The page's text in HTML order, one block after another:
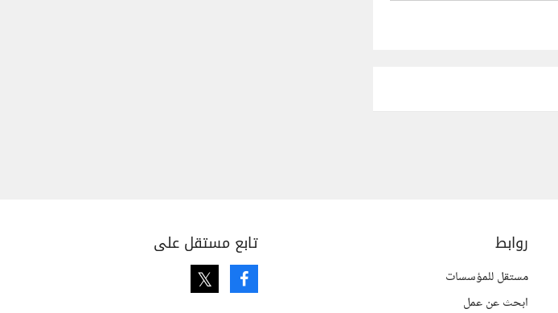
روابط
مستقل للمؤسسات
ابحث عن عمل
تابع مستقل على
Facebook
Twitter